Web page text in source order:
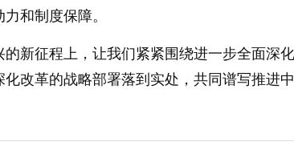
和制度保障。
新征程上，让我们紧紧围绕进一步全面深
改革的战略部署落到实处，共同谱写推进